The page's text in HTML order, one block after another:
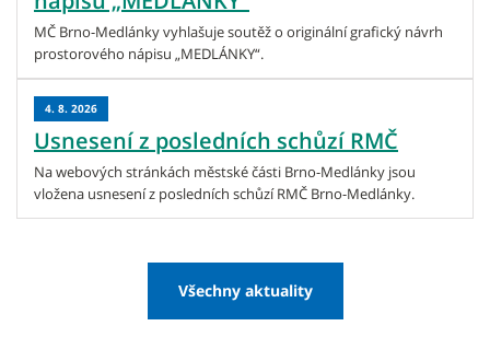
MČ Brno-Medlánky vyhlašuje soutěž o originální grafický návrh
prostorového nápisu „MEDLÁNKY“.
4. 8. 2026
Usnesení z posledních schůzí RMČ
Na webových stránkách městské části Brno-Medlánky jsou
vložena usnesení z posledních schůzí RMČ Brno-Medlánky.
Všechny aktuality